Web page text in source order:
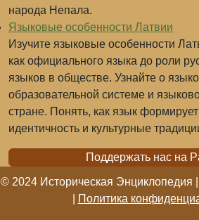
народа Непала.
Языковые особенности Латвии
Изучите языковые особенности
как официального языка до роли
языков в обществе. Узнайте о
образовательной системе и
стране. Понять, как язык
идентичность и культурные
Поддержать нас на
© 2024 Историческая
Политика